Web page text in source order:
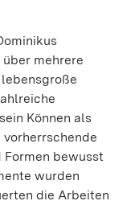
mehrere
Können als
vorherrschende
bewusst
wurden
die Arbeiten